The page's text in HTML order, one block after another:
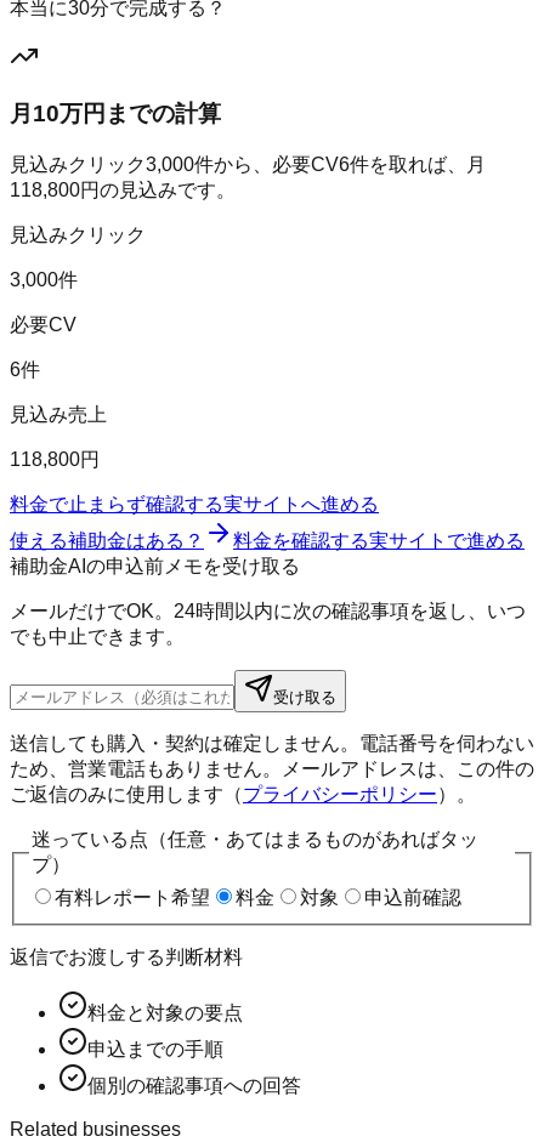
本当に30分で完成する？
月10万円までの計算
見込みクリック3,000件から、必要CV6件を取れば、月
118,800円の見込みです。
見込みクリック
3,000件
必要CV
6件
見込み売上
118,800円
料金で止まらず確認する実サイトへ進める
使える補助金はある？
料金を確認する実サイトで進める
補助金AIの申込前メモを受け取る
メールだけでOK。24時間以内に次の確認事項を返し、いつ
でも中止できます。
受け取る
送信しても購入・契約は確定しません。電話番号を伺わない
ため、営業電話もありません。メールアドレスは、この件の
ご返信のみに使用します（プライバシーポリシー）。
迷っている点（任意・あてはまるものがあればタッ
プ）
有料レポート希望
料金 対象 申込前確認
返信でお渡しする判断材料
料金と対象の要点
申込までの手順
個別の確認事項への回答
Related businesses